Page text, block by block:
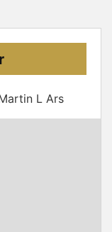
L Ars